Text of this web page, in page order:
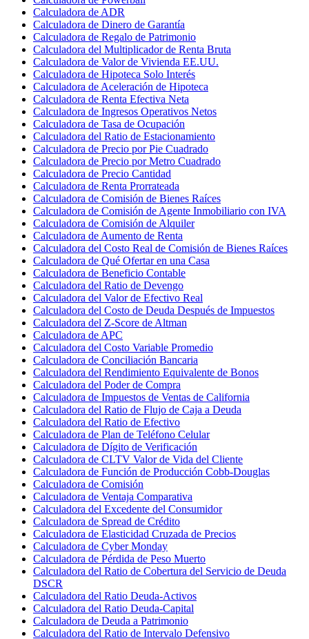
Calculadora de ADR
Calculadora de Dinero de Garantía
Calculadora de Regalo de Patrimonio
Calculadora del Multiplicador de Renta Bruta
Calculadora de Valor de Vivienda EE.UU.
Calculadora de Hipoteca Solo Interés
Calculadora de Aceleración de Hipoteca
Calculadora de Renta Efectiva Neta
Calculadora de Ingresos Operativos Netos
Calculadora de Tasa de Ocupación
Calculadora del Ratio de Estacionamiento
Calculadora de Precio por Pie Cuadrado
Calculadora de Precio por Metro Cuadrado
Calculadora de Precio Cantidad
Calculadora de Renta Prorrateada
Calculadora de Comisión de Bienes Raíces
Calculadora de Comisión de Agente Inmobiliario con IVA
Calculadora de Comisión de Alquiler
Calculadora de Aumento de Renta
Calculadora del Costo Real de Comisión de Bienes Raíces
Calculadora de Qué Ofertar en una Casa
Calculadora de Beneficio Contable
Calculadora del Ratio de Devengo
Calculadora del Valor de Efectivo Real
Calculadora del Costo de Deuda Después de Impuestos
Calculadora del Z-Score de Altman
Calculadora de APC
Calculadora del Costo Variable Promedio
Calculadora de Conciliación Bancaria
Calculadora del Rendimiento Equivalente de Bonos
Calculadora del Poder de Compra
Calculadora de Impuestos de Ventas de California
Calculadora del Ratio de Flujo de Caja a Deuda
Calculadora del Ratio de Efectivo
Calculadora de Plan de Teléfono Celular
Calculadora de Dígito de Verificación
Calculadora de CLTV Valor de Vida del Cliente
Calculadora de Función de Producción Cobb-Douglas
Calculadora de Comisión
Calculadora de Ventaja Comparativa
Calculadora del Excedente del Consumidor
Calculadora de Spread de Crédito
Calculadora de Elasticidad Cruzada de Precios
Calculadora de Cyber Monday
Calculadora de Pérdida de Peso Muerto
Calculadora del Ratio de Cobertura del Servicio de Deuda
DSCR
Calculadora del Ratio Deuda-Activos
Calculadora del Ratio Deuda-Capital
Calculadora de Deuda a Patrimonio
Calculadora del Ratio de Intervalo Defensivo